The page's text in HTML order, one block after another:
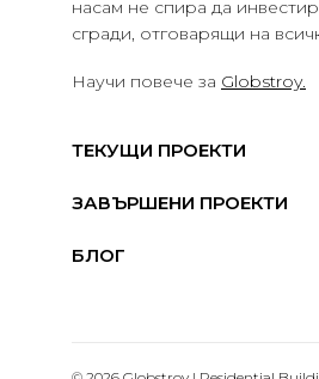
насам не спира да
сгради, отговарящи на
Научи повече за Globstroy.
ТЕКУЩИ ПРОЕКТИ
ЗАВЪРШЕНИ ПРОЕКТИ
БЛОГ